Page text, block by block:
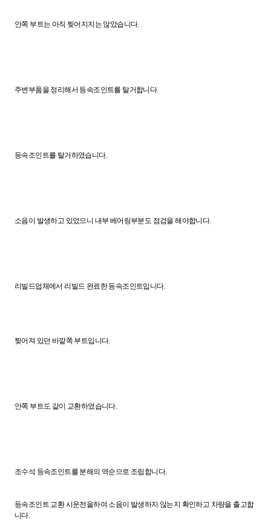
안쪽 부트는 아직 찢어지지는 않았습니다.
주변부품을 정리해서 등속조인트를 탈거합니다.
등속조인트를 탈거하였습니다.
소음이 발생하고 있었으니 내부 베어링부분도 점검을 해야합니다.
리빌드업체에서 리빌드 완료한 등속조인트입니다.
찢어져 있던 바깥쪽 부트입니다.
안쪽 부트도 같이 교환하였습니다.
조수석 등속조인트를 분해의 역순으로 조립합니다.
등속조인트 교환 시운전을하여 소음이 발생하지 않는지 확인하고 차량을 출고합
니다.